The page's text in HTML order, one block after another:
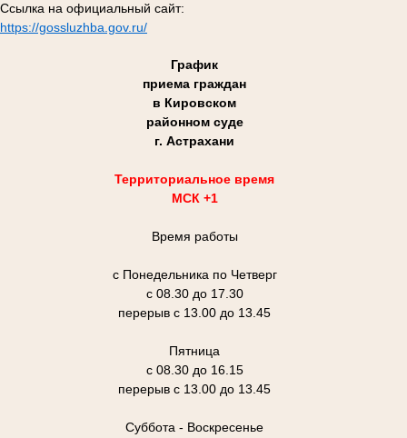
Ссылка на официальный сайт:
https://gossluzhba.gov.ru/
График
приема граждан
в Кировском
районном суде
г. Астрахани
Территориальное время
МСК +1
Время работы
с Понедельника по Четверг
с 08.30 до 17.30
перерыв с 13.00 до 13.45
Пятница
с 08.30 до 16.15
перерыв с 13.00 до 13.45
Суббота - Воскресенье